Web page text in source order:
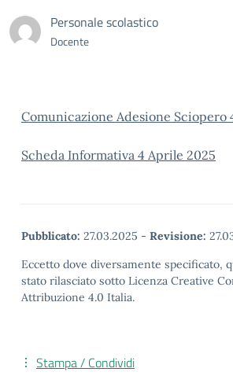
Personale scolastico
Docente
Comunicazione Adesione Sciopero
Scheda Informativa 4 Aprile 2025
Pubblicato: 27.03.2025 - Revisione:
Eccetto dove diversamente specificato,
stato rilasciato sotto Licenza Creative
Attribuzione 4.0 Italia.
Stampa / Condividi